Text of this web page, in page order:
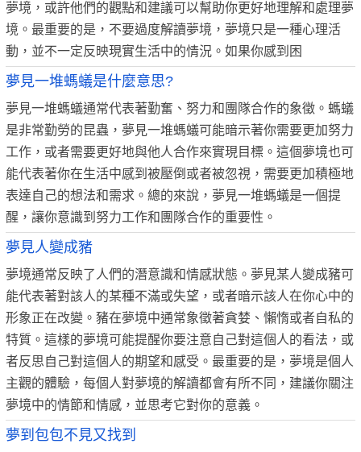
夢境，或許他們的觀點和建議可以幫助你更好地理解和處理夢
境。最重要的是，不要過度解讀夢境，夢境只是一種心理活
動，並不一定反映現實生活中的情況。如果你感到困
夢見一堆螞蟻是什麼意思?
夢見一堆螞蟻通常代表著勤奮、努力和團隊合作的象徵。螞蟻
是非常勤勞的昆蟲，夢見一堆螞蟻可能暗示著你需要更加努力
工作，或者需要更好地與他人合作來實現目標。這個夢境也可
能代表著你在生活中感到被壓倒或者被忽視，需要更加積極地
表達自己的想法和需求。總的來說，夢見一堆螞蟻是一個提
醒，讓你意識到努力工作和團隊合作的重要性。
夢見人變成豬
夢境通常反映了人們的潛意識和情感狀態。夢見某人變成豬可
能代表著對該人的某種不滿或失望，或者暗示該人在你心中的
形象正在改變。豬在夢境中通常象徵著貪婪、懶惰或者自私的
特質。這樣的夢境可能提醒你要注意自己對這個人的看法，或
者反思自己對這個人的期望和感受。最重要的是，夢境是個人
主觀的體驗，每個人對夢境的解讀都會有所不同，建議你關注
夢境中的情節和情感，並思考它對你的意義。
夢到包包不見又找到